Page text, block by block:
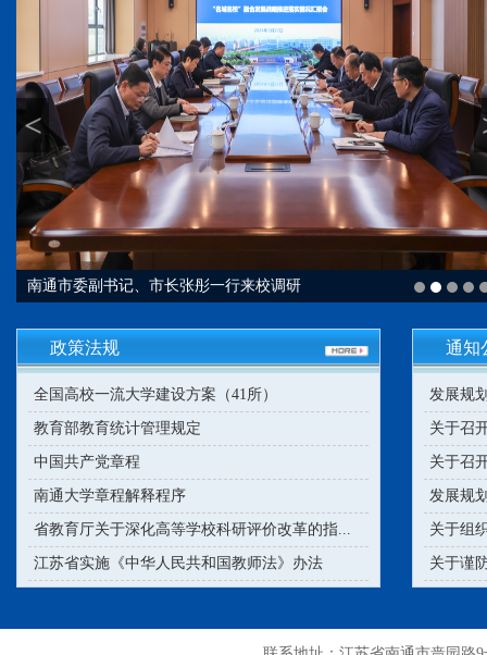
南通市委副书记、市长张彤一行来校调研
<
政策法规
全国高校一流大学建设方案（41所）
教育部教育统计管理规定
中国共产党章程
南通大学章程解释程序
省教育厅关于深化高等学校科研评价改革的指...
江苏省实施《中华人民共和国教师法》办法
通知
发展规
关于召
关于召
发展规
关于组
关于谨